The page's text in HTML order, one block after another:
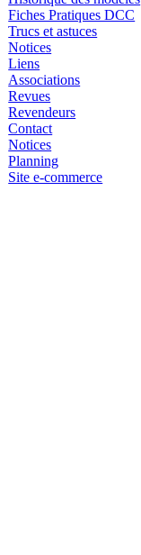
Fiches Pratiques DCC
Trucs et astuces
Notices
Liens
Associations
Revues
Revendeurs
Contact
Notices
Planning
Site e-commerce